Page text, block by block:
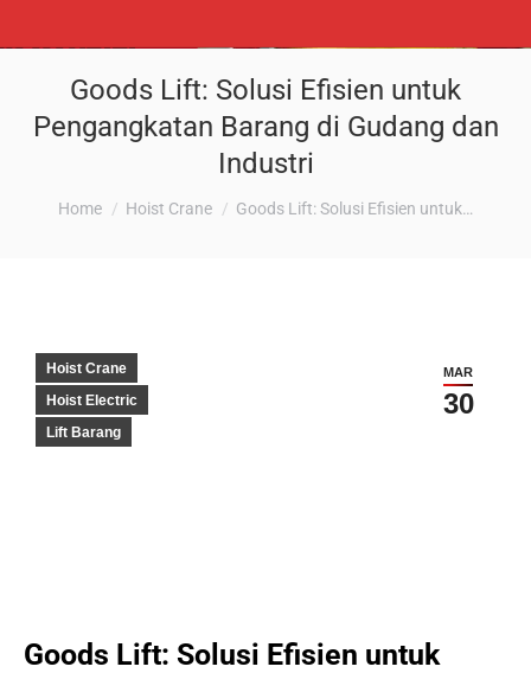
Goods Lift: Solusi Efisien untuk
Pengangkatan Barang di Gudang dan
Industri
Home Hoist Crane Goods Lift: Solusi Efisien untuk…
MAR
30
Hoist Crane
Hoist Electric
Lift Barang
Goods Lift: Solusi Efisien untuk